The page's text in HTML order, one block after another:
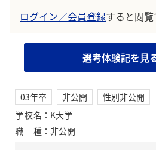
ログイン／会員登録すると閲覧
選考体験記を見
03年卒 非公開
性別非公開
学校名 ： K大学
職種 ： 非公開